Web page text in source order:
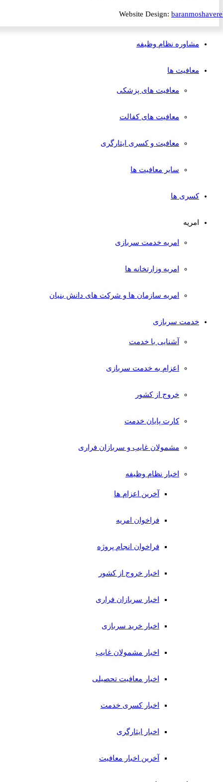
Website Design:
مشاوره نظام وظیفه
معافیت ها
معافیت های پزشکی
معافیت های کفالت
معافیت و کسری ایثارگری
سایر معافیت ها
کسری ها
امریه
امریه خدمت سربازی
امریه وزارتخانه ها
امریه سازمان ها و شرکت های دانش بنیان
خدمت سربازی
آشنایی با خدمت
اعزام به خدمت سربازی
خروج از کشور
کارت پایان خدمت
مشمولان غایب و سربازان فراری
اخبار نظام وظیفه
آخرین اعزام ها
فراخوان امریه
فراخوان انجام پروژه
اخبار خروج از کشور
اخبار سربازان فراری
اخبار خرید سربازی
اخبار مشمولان غایب
اخبار معافیت تحصیلی
اخبار کسری خدمت
اخبار ایثارگری
آخرین اخبار معافیت